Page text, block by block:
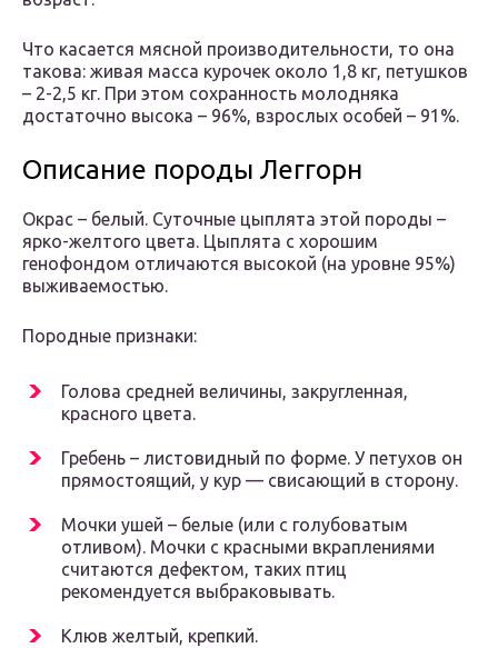
Что касается мясной производительности, то она
такова: живая масса курочек около 1,8 кг, петушков
– 2-2,5 кг. При этом сохранность молодняка
достаточно высока – 96%, взрослых особей – 91%.
Описание породы Леггорн
Окрас – белый. Суточные цыплята этой породы –
ярко-желтого цвета. Цыплята с хорошим
генофондом отличаются высокой (на уровне 95%)
выживаемостью.
Породные признаки:
Голова средней величины, закругленная,
красного цвета.
Гребень – листовидный по форме. У петухов он
прямостоящий, у кур — свисающий в сторону.
Мочки ушей – белые (или с голубоватым
отливом). Мочки с красными вкраплениями
считаются дефектом, таких птиц
рекомендуется выбраковывать.
Клюв желтый, крепкий.